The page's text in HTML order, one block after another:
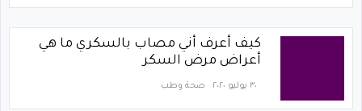
كيف أعرف أني مصاب بالسكري ما هي
أعراض مرض السكر
٣٠ يوليو ٢٠٢٠ صحة وطب